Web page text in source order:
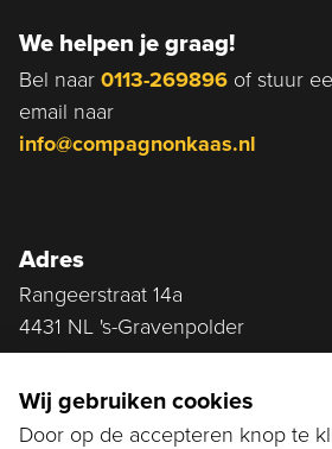
We helpen je graag!
Bel naar 0113-269896 of stuur
email naar
info@compagnonkaas.nl
Adres
Rangeerstraat 14a
4431 NL 's-Gravenpolder
Wij gebruiken cookies
Door op de accepteren knop te